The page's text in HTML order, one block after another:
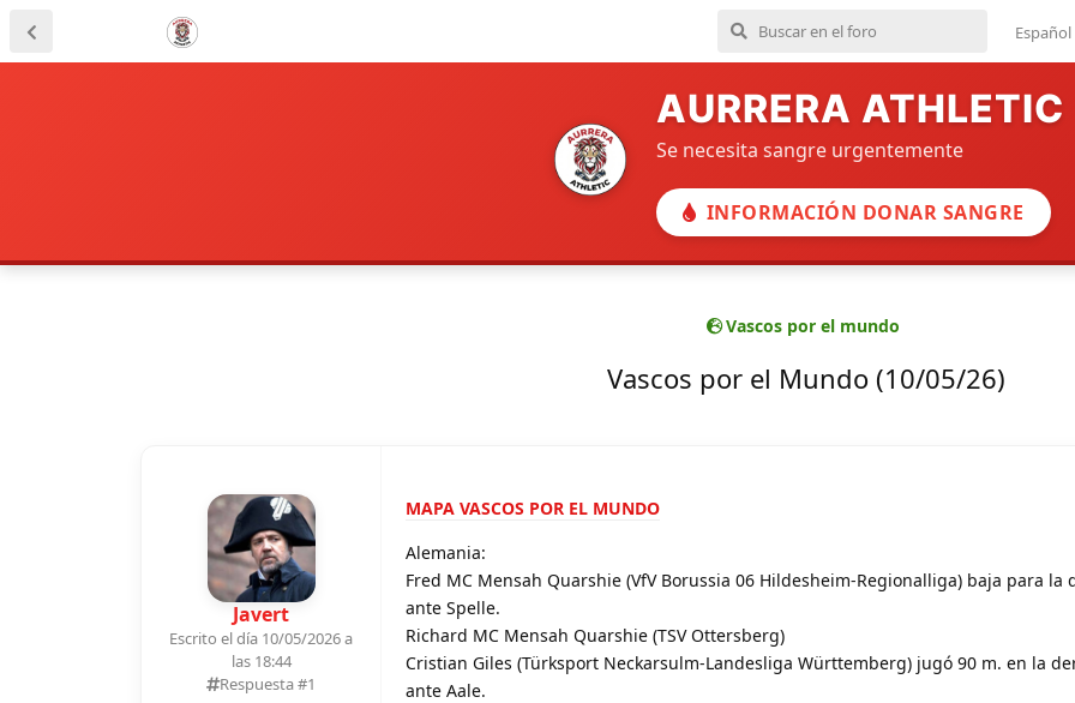
Español
AURRERA ATHLETIC
Se necesita sangre urgentemente
INFORMACIÓN DONAR SANGRE
Vascos por el mundo
Vascos por el Mundo (10/05/26)
Javert
Escrito el día 10/05/2026 a
las 18:44
Respuesta #1
MAPA VASCOS POR EL MUNDO
Alemania:
Fred MC Mensah Quarshie (VfV Borussia 06 Hildesheim-Regionalliga) baja para la
ante Spelle.
Richard MC Mensah Quarshie (TSV Ottersberg)
Cristian Giles (Türksport Neckarsulm-Landesliga Württemberg) jugó 90 m. en la
ante Aale.